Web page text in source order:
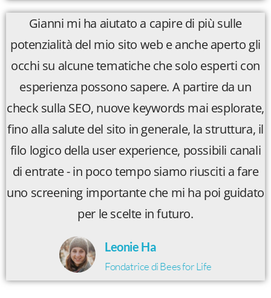
Gianni mi ha aiutato a capire di più sulle
potenzialità del mio sito web e anche aperto gli
occhi su alcune tematiche che solo esperti con
esperienza possono sapere. A partire da un
check sulla SEO, nuove keywords mai esplorate,
fino alla salute del sito in generale, la struttura, il
filo logico della user experience, possibili canali
di entrate - in poco tempo siamo riusciti a fare
uno screening importante che mi ha poi guidato
per le scelte in futuro.
Leonie Ha
Fondatrice di Bees for Life